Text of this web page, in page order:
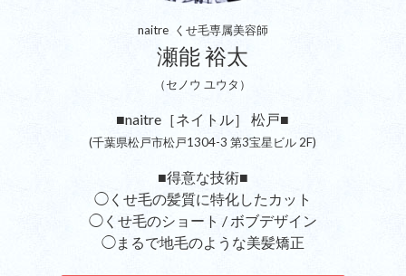
naitre くせ毛専属美容師
瀬能 裕太
（セノウ ユウタ）
■naitre［ネイトル］ 松戸■
(千葉県松戸市松戸1304-3 第3宝星ビル 2F)
■得意な技術■
◯くせ毛の髪質に特化したカット
◯くせ毛のショート / ボブデザイン
◯まるで地毛のような美髪矯正